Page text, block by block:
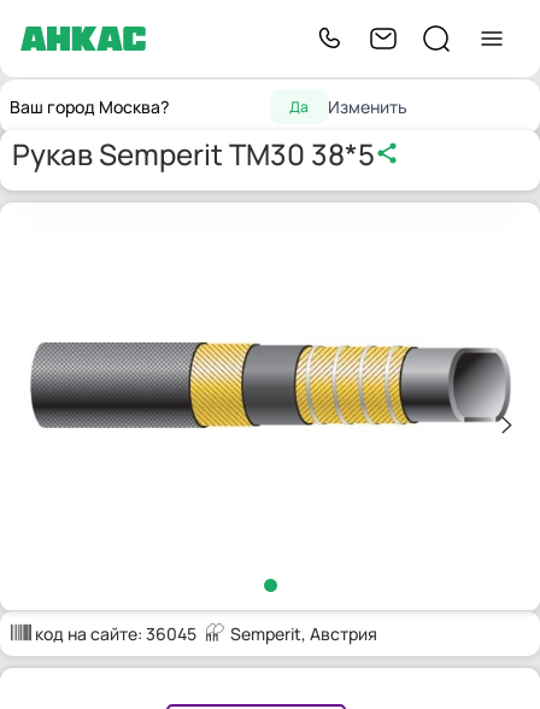
Ваш город Москва? Да Изменить
Главнаяшланги
маслобензостойкие
38*5
Рукав Semperit TM30 38*5
код на сайте: 36045 Semperit, Австрия